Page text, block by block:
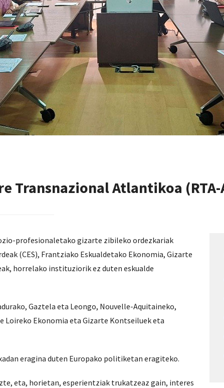
Transnazional Atlantikoa (RTA-
profesionaletako gizarte zibileko ordezkariak
(CES), Frantziako Eskualdetako Ekonomia, Gizarte
horrelako instituziorik ez duten eskualde
Gaztela eta Leongo, Nouvelle-Aquitaineko,
Loireko Ekonomia eta Gizarte Kontseiluek eta
eragina duten Europako politiketan eragiteko.
eta, horietan, esperientziak trukatzeaz gain, interes